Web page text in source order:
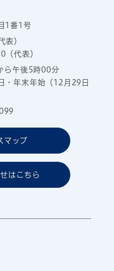
1番1号
表）
代表）
ら午後5時00分
・年末年始（12月29日
マップ
はこちら